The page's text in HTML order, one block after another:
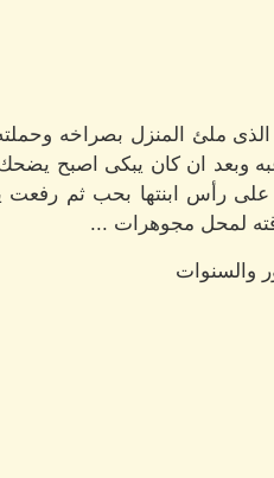
الذى ملئ المنزل بصراخه
وبعد ان كان يبكى اصبح
رأس ابنتها بحب ثم رفعت
لمحل مجوهرات ...
والسنوات